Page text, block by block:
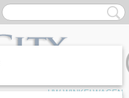
UW WINKELWAGEN